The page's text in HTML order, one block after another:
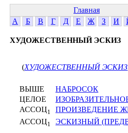
Главная
А
Б В Г Д Е Ж З И
ХУДОЖЕСТВЕННЫЙ ЭСКИЗ
(ХУДОЖЕСТВЕННЫЙ ЭСКИЗ
ВЫШЕ
НАБРОСОК
ЦЕЛОЕ
АССОЦ1
ПРОИЗВЕДЕНИЕ
АССОЦ1 ЭСКИЗНЫЙ